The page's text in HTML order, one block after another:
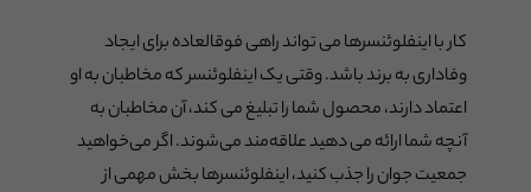
کار با اینفلوئنسرها می تواند راهی فوقالعاده برای ایجاد
وفاداری به برند باشد. وقتی یک اینفلوئنسر که مخاطبان به او
اعتماد دارند، محصول شما را تبلیغ می کند، آن مخاطبان به
آنچه شما ارائه می دهید علاقه‌مند می‌شوند. اگر می‌خواهید
جمعیت جوان را جذب کنید، اینفلوئنسرها بخش مهمی از